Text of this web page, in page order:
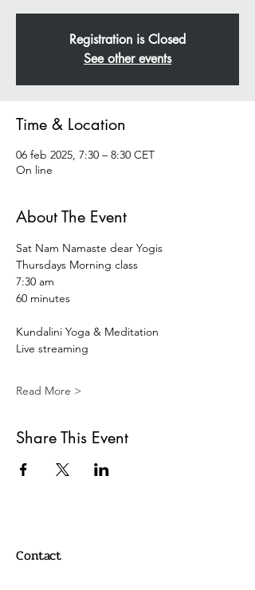
Registration is Closed
See other events
Time & Location
06 feb 2025, 7:30 – 8:30 CET
On line
About The Event
Sat Nam Namaste dear Yogis
Thursdays Morning class
7:30 am
60 minutes
Kundalini Yoga & Meditation
Live streaming
Read More >
Share This Event
Contact